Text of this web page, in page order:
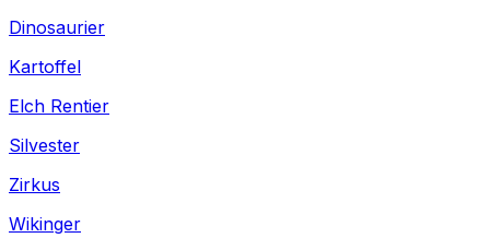
Dinosaurier
Kartoffel
Elch Rentier
Silvester
Zirkus
Wikinger